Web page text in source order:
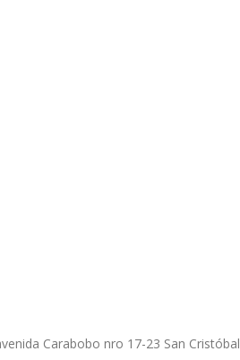
Carabobo nro 17-23 San Cristóbal